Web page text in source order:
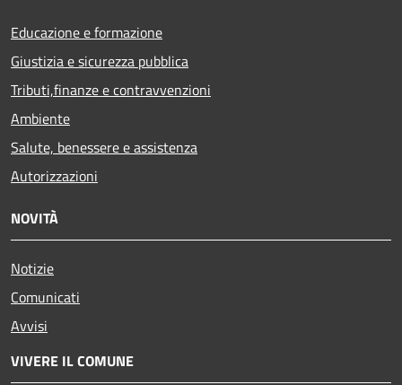
Educazione e formazione
Giustizia e sicurezza pubblica
Tributi,finanze e contravvenzioni
Ambiente
Salute, benessere e assistenza
Autorizzazioni
NOVITÀ
Notizie
Comunicati
Avvisi
VIVERE IL COMUNE